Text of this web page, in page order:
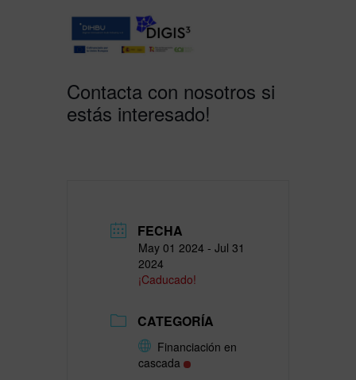
Contacta con nosotros si
estás interesado!
FECHA
May 01 2024 - Jul 31
2024
¡Caducado!
CATEGORÍA
Financiación en
cascada